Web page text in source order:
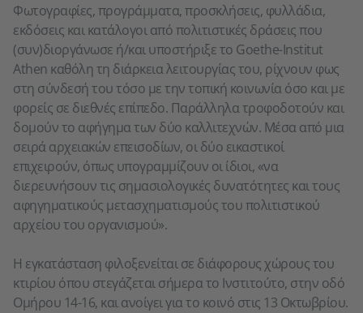
Φωτογραφίες, προγράμματα, προσκλήσεις, φυλλάδια,
εκδόσεις και κατάλογοι από πολιτιστικές δράσεις που
(συν)διοργάνωσε ή/και υποστήριξε το Goethe-Institut
Athen καθόλη τη διάρκεια λειτουργίας του, ρίχνουν φως
στη σύνδεσή του τόσο με την τοπική κοινωνία όσο και με
φορείς σε διεθνές επίπεδο. Παράλληλα τροφοδοτούν και
δομούν το αφήγημα των δύο καλλιτεχνών. Μέσα από μια
σειρά αρχειακών επεισοδίων, οι δύο εικαστικοί
επιχειρούν, όπως υπογραμμίζουν οι ίδιοι, «να
διερευνήσουν τις σημασιολογικές δυνατότητες και τους
αφηγηματικούς μετασχηματισμούς του πολιτιστικού
αρχείου του οργανισμού».
Η εγκατάσταση φιλοξενείται σε διάφορους χώρους του
κτιρίου όπου στεγάζεται σήμερα το Ινστιτούτο, στην οδό
Ομήρου 14-16, και ανοίγει για το κοινό στις 13 Οκτωβρίου.